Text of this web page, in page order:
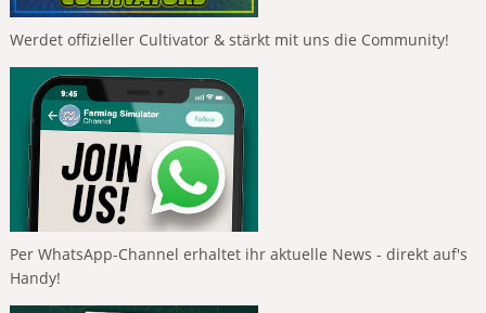
Werdet offizieller Cultivator & stärkt mit uns die Community!
Per WhatsApp-Channel erhaltet ihr aktuelle News - direkt auf's
Handy!